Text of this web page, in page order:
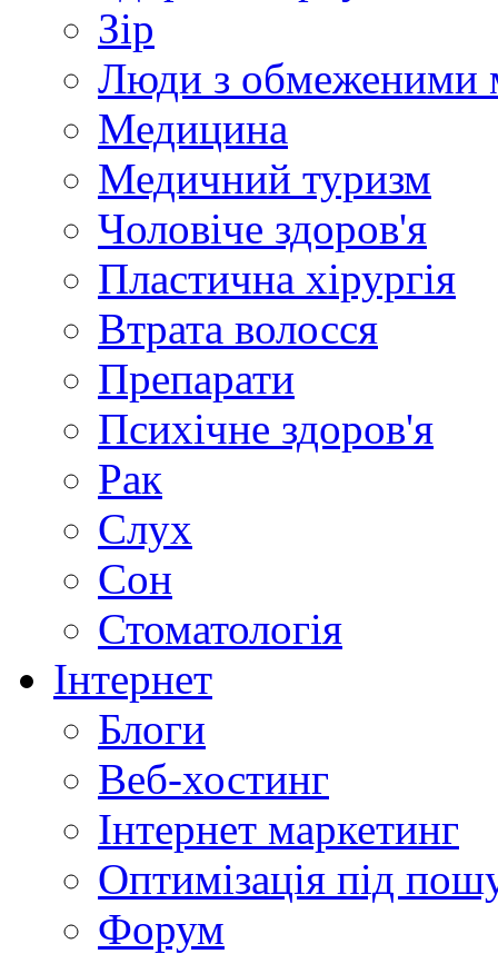
Зір
Люди з обмеженими
Медицина
Медичний туризм
Чоловіче здоров'я
Пластична хірургія
Втрата волосся
Препарати
Психічне здоров'я
Рак
Слух
Сон
Стоматологія
Інтернет
Блоги
Веб-хостинг
Інтернет маркетинг
Оптимізація під
Форум